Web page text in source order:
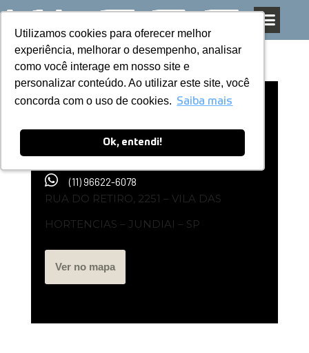
Utilizamos cookies para oferecer melhor
experiência, melhorar o desempenho, analisar
como você interage em nosso site e
personalizar conteúdo. Ao utilizar este site, você
concorda com o uso de cookies. Saiba mais
Ok, entendi!
Utilizamos cookies para oferecer melhor
experiência, melhorar o desempenho, analisar
como você interage em nosso site e
personalizar conteúdo. Ao utilizar este site, você
concorda com o uso de cookies. Saiba mais
Ok, entendi!
Pular
para
o
conteúdo
Loja Exclusiva Kless | Vila das
(11) 96622-6078
RUA DO RETIRO, 2251 – VILA DAS
HORTENCIAS – JUNDIAI – SP
Ver no mapa